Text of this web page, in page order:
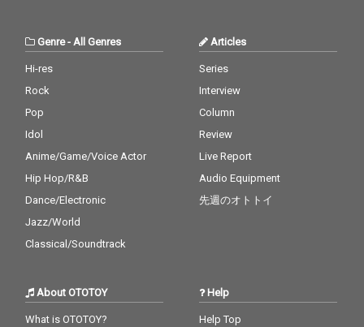
Genre-All Genres
Hi-res
Rock
Pop
Idol
Anime/Game/Voice Actor
Hip Hop/R&B
Dance/Electronic
Jazz/World
Classical/Soundtrack
Articles
Series
Interview
Column
Review
Live Report
Audio Equipment
先週のオトトイ
About OTOTOY
What is OTOTOY?
Help
Help Top